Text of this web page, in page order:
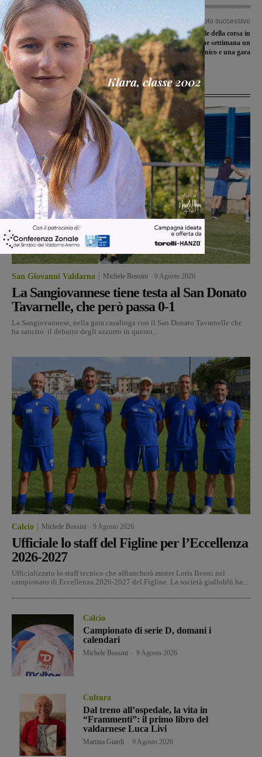
Articolo precedente
La Provincia programma lavori di
manutenzione al Foro di Faella.
Nuova illuminazione e ripulitura
Articolo successivo
Montevarchi capitale della corsa in
montagna: nel fine settimana un
seminario tecnico e una gara
Ultime Notizie
San Giovanni Valdarno Michele Bossini 9 Agosto 2026
La Sangiovannese tiene testa al San Donato
Tavarnelle, che però passa 0-1
La Sangiovannese, nella gara casalinga con il San Donato Tavarnelle che
ha sancito il debutto degli azzurro in questo...
Calcio Michele Bossini 9 Agosto 2026
Ufficiale lo staff del Figline per l’Eccellenza
2026-2027
Ufficializzato lo staff tecnico che affiancherà mister Loris Beoni nel
campionato di Eccellenza 2026-2027 del Figline. La società gialloblù ha...
Calcio
Campionato di serie D, domani i
calendari
Michele Bossini 9 Agosto 2026
Cultura
Dal treno all’ospedale, la vita in
“Frammenti”: il primo libro del
valdarnese Luca Livi
Martina Giardi 9 Agosto 2026